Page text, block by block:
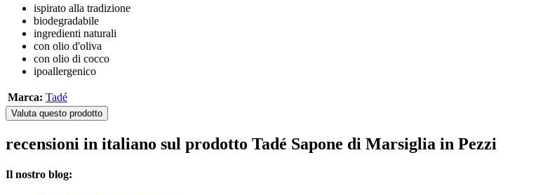
ispirato alla tradizione
biodegradabile
ingredienti naturali
con olio d'oliva
con olio di cocco
ipoallergenico
Marca: Tadé
Valuta questo prodotto
recensioni in italiano sul prodotto Tadé Sapone di Marsiglia in Pezzi
Il nostro blog: